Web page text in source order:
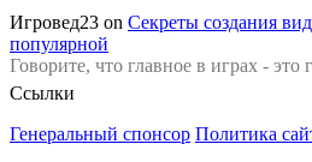
Игровед23 on Секреты создания
популярной
Говорите, что главное в играх -
Ссылки
Генеральный спонсор Политика